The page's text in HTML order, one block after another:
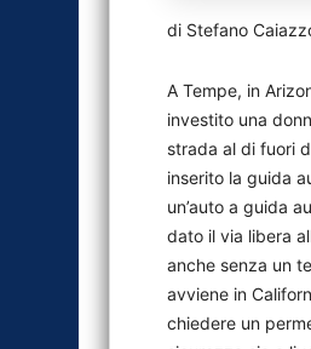
di Stefano
A Tempe, in
investito una
strada al di fuori
inserito la guida
un’auto a guida
dato il via libera
anche senza un
avviene in
chiedere un